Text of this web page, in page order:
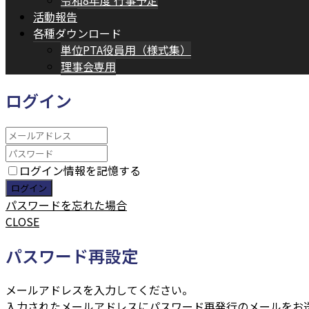
活動報告
各種ダウンロード
単位PTA役員用（様式集）
理事会専用
ログイン
ログイン情報を記憶する
パスワードを忘れた場合
CLOSE
パスワード再設定
メールアドレスを入力してください。